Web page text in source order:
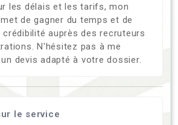
les délais et les tarifs, mon
de gagner du temps et de
auprès des recruteurs
N'hésitez pas à me
devis adapté à votre dossier.
le service